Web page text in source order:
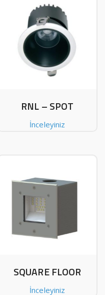
RNL – SPOT
İnceleyiniz
SQUARE FLOOR
İnceleyiniz